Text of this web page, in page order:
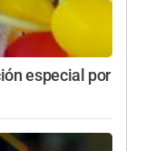
especial por